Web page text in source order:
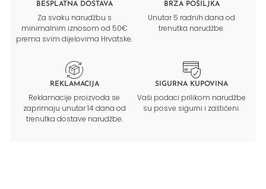
BESPLATNA DOSTAVA
Za svaku narudžbu s
minimalnim iznosom od 50€
prema svim dijelovima Hrvatske.
BRZA POŠILJKA
Unutar 5 radnih dana od
trenutka narudžbe.
REKLAMACIJA
Reklamacije proizvoda se
zaprimaju unutar 14 dana od
trenutka dostave narudžbe.
SIGURNA KUPOVINA
Vaši podaci prilikom narudžbe
su posve sigurni i zaštićeni.